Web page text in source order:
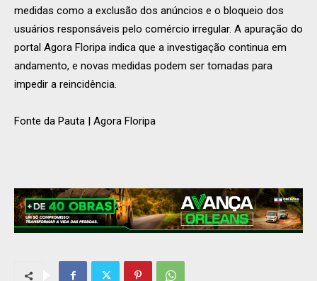
medidas como a exclusão dos anúncios e o bloqueio dos
usuários responsáveis pelo comércio irregular. A apuração do
portal Agora Floripa indica que a investigação continua em
andamento, e novas medidas podem ser tomadas para
impedir a reincidência.
Fonte da Pauta | Agora Floripa